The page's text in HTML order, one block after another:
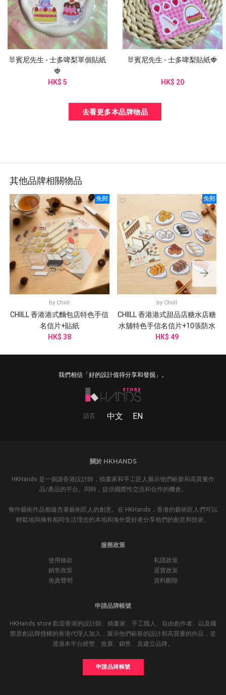
🐰賓尼先生 - 士多啤梨單個貼紙
🍓
HK$ 5
🐰賓尼先生 - 士多啤梨貼紙🍓
HK$ 20
去看更多本品牌物品
其他品牌相關物品
免郵
by Chiill
CHIILL 香港港式麵包店特色手信
名信片+貼紙
HK$ 38
免郵
by Chiill
CHIILL 香港港式甜品店糖水店糖
水舖特色手信名信片+10張防水
貼紙
HK$ 49
我們相信「好的設計值得分享和發掘」。
語言 中文 EN
關於 HKHANDS
HKHands 是一個讓香港設計師，插畫家和手工匠人展示他們嶄新和高質量作
品/產品的平台。同時，提供國際性交流和合作的機會。
每件藝術作品都蘊含著藝術匠人的創意。在 HKHands，香港的藝術匠人們可以
輕鬆地與擁有相同生活理念的本地和海外愛好者分享他們的創意和技術。
服務政策
使用條款
私隱政策
銷售政策
退貨政策
免責聲明
資料刪除
申請品牌帳號
HKHands store 歡迎香港的設計師、插畫家、手工職人、自由創作者、以及國
際原創品牌授權的香港代理人加入，展示他們嶄新的設計和高質量的作品，並
透過本平台經營、推廣、銷售、及建立品牌。
申請品牌帳號